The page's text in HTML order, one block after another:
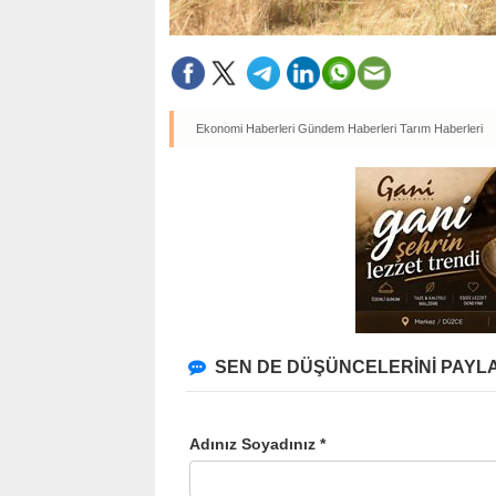
Ekonomi Haberleri Gündem Haberleri Tarım Haberleri
SEN DE DÜŞÜNCELERİNİ
Adınız Soyadınız *